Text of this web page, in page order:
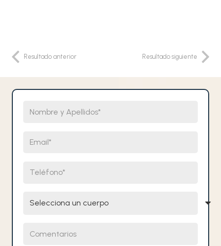
Resultado anterior Resultado siguiente